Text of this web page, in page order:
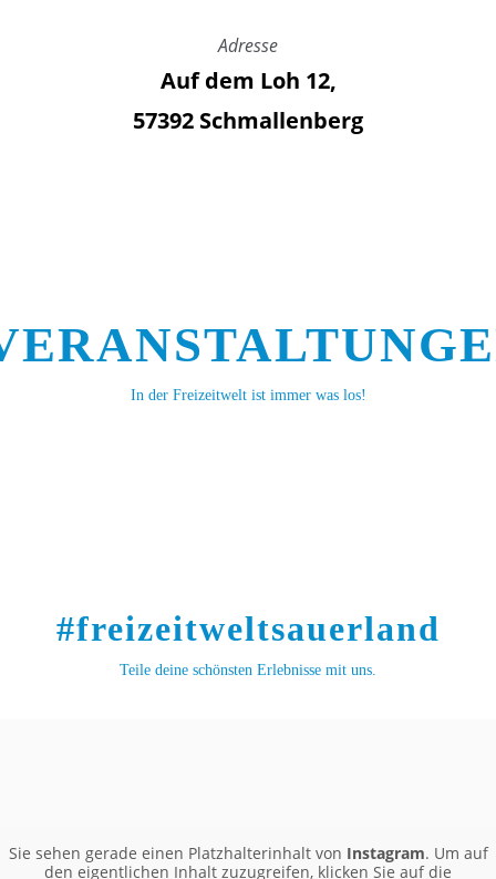
Adresse
Auf dem Loh 12,
57392 Schmallenberg
In der Freizeitwelt ist immer was los!
#freizeitweltsauerland
Teile deine schönsten Erlebnisse mit uns.
Sie sehen gerade einen Platzhalterinhalt von Instagram. Um auf
den eigentlichen Inhalt zuzugreifen, klicken Sie auf die